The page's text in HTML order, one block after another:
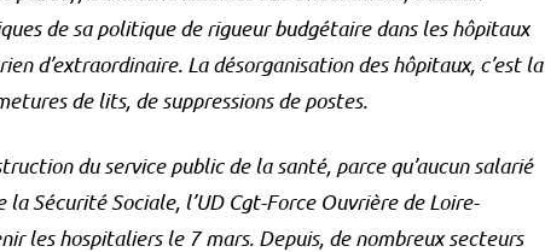
de sa politique de rigueur budgétaire dans les hôpitaux
d’extraordinaire. La désorganisation des hôpitaux, c’est la
de lits, de suppressions de postes.
du service public de la santé, parce qu’aucun salarié
Sécurité Sociale, l’UD Cgt-Force Ouvrière de Loire-
les hospitaliers le 7 mars. Depuis, de nombreux secteurs